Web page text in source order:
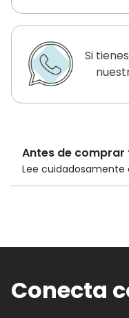
Si
Antes de
Lee cuidadosamente
menores de 12
Los
Conecta